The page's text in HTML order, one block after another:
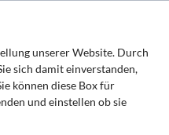
unserer Website. Durch
sich damit einverstanden,
können diese Box für
und einstellen ob sie